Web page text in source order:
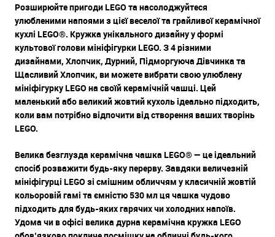
Розширюйте пригоди LEGO та насолоджуйтеся
улюбленими напоями з цієї веселої та грайливої керамічної
кухлі LEGO®. Кружка унікального дизайну у формі
культової голови мініфігурки LEGO. З 4 різними
дизайнами, Хлопчик, Дурний, Підморгуюча Дівчинка та
Щасливий Хлопчик, ви можете вибрати свою улюблену
мініфігурку LEGO на своїй керамічній чашці. Цей
маленький або великий жовтий кухоль ідеально підходить,
коли вам потрібно відпочити від створення ваших творінь
LEGO.
Велика безглузда керамічна чашка LEGO® — це ідеальний
спосіб розважити будь-яку перерву. Завдяки величезній
мініфігурці LEGO зі смішним обличчям у класичній жовтій
кольоровій гамі та ємністю 530 мл ця чашка чудово
підходить для будь-яких гарячих чи холодних напоїв.
Удома чи в офісі велика дурна керамічна кружка LEGO